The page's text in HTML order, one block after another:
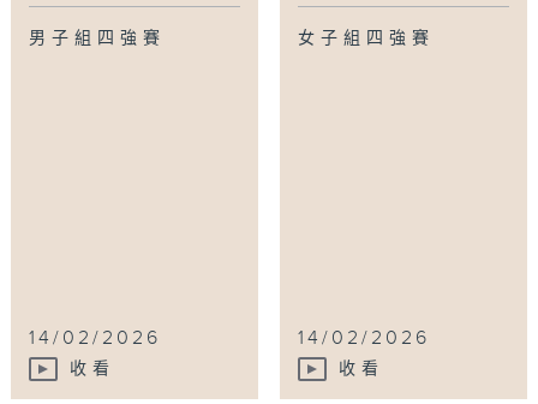
男子組四強賽
14/02/2026
收看
女子組四強賽
14/02/2026
收看